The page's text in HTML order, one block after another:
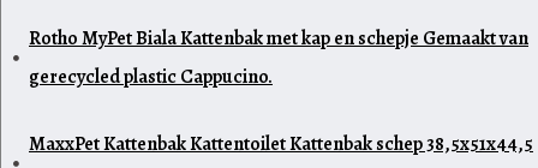
Rotho MyPet Biala Kattenbak met kap en schepje Gemaakt van
gerecycled plastic Cappucino.
MaxxPet Kattenbak Kattentoilet Kattenbak schep 38,5x51x44,5